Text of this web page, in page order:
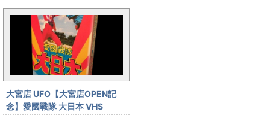
大宮店 UFO【大宮店OPEN記
念】愛國戰隊 大日本 VHS